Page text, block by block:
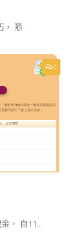
， 隨...
0
， 自11...